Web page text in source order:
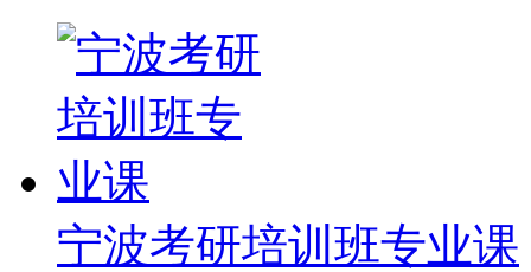
宁波考研培训班专业课